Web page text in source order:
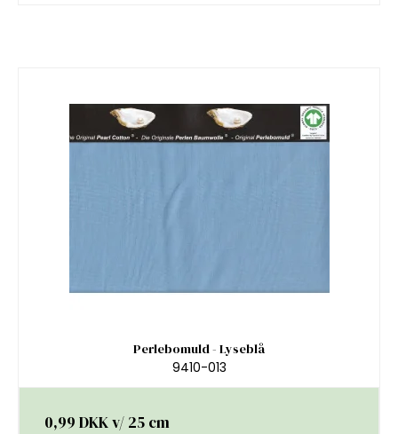
Perlebomuld - Lyseblå
9410-013
0,99 DKKv/ 25 cm